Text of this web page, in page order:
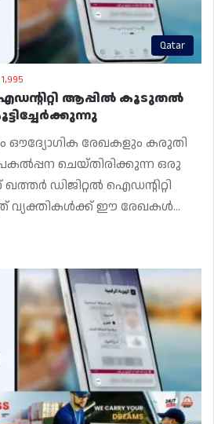
Qatar
1,995
ആപ്പിൽ കൂടുതൽ
ഔദ്യോഗിക രേഖകളും കരുതി
ചെയ്‌തിരിക്കുന്ന ഒരു
ഡിജിറ്റൽ ഐഡൻ്റിറ്റി
വ്യക്തികൾക്ക് ഈ രേഖകൾ…